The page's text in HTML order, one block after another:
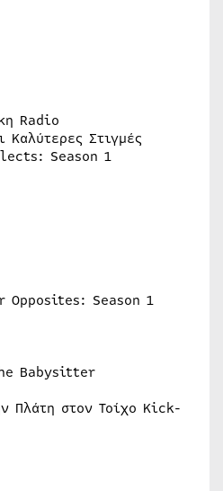
Radio
Στιγμές
Season 1
Season 1
Babysitter
Πλάτη στον Τοίχο Kick-